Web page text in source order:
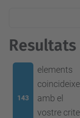
Resultats
143
elements
amb el
vostre